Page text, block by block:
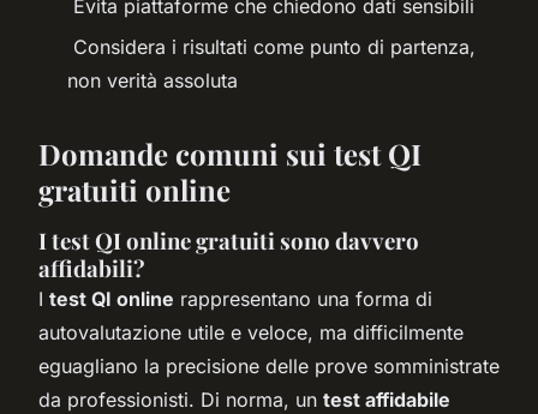
Evita piattaforme che chiedono dati sensibili
Considera i risultati come punto di partenza,
non verità assoluta
Domande comuni sui test QI
gratuiti online
I test QI online gratuiti sono davvero
affidabili?
I test QI online rappresentano una forma di
autovalutazione utile e veloce, ma difficilmente
eguagliano la precisione delle prove somministrate
da professionisti. Di norma, un test affidabile